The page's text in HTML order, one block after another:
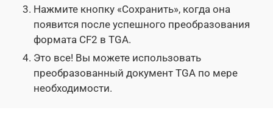
Нажмите кнопку «Сохранить», когда она
появится после успешного преобразования
формата CF2 в TGA.
Это все! Вы можете использовать
преобразованный документ TGA по мере
необходимости.